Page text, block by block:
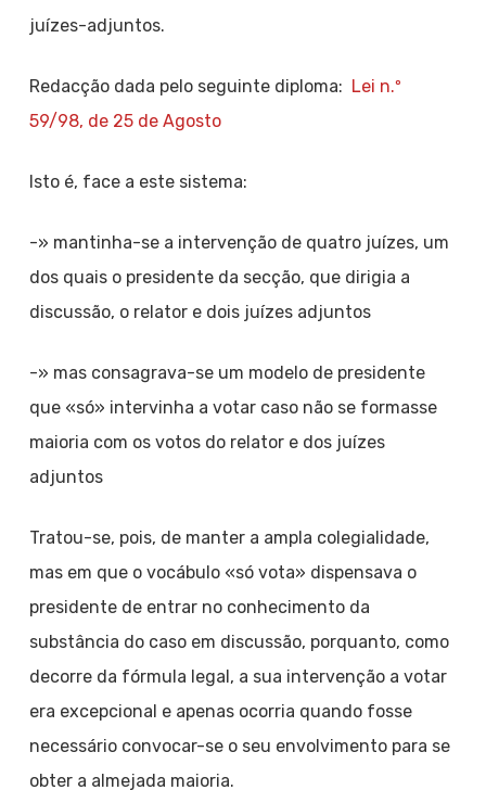
juízes-adjuntos.
Redacção dada pelo seguinte diploma: Lei n.º
59/98, de 25 de Agosto
Isto é, face a este sistema:
-» mantinha-se a intervenção de quatro juízes, um
dos quais o presidente da secção, que dirigia a
discussão, o relator e dois juízes adjuntos
-» mas consagrava-se um modelo de presidente
que «só» intervinha a votar caso não se formasse
maioria com os votos do relator e dos juízes
adjuntos
Tratou-se, pois, de manter a ampla colegialidade,
mas em que o vocábulo «só vota» dispensava o
presidente de entrar no conhecimento da
substância do caso em discussão, porquanto, como
decorre da fórmula legal, a sua intervenção a votar
era excepcional e apenas ocorria quando fosse
necessário convocar-se o seu envolvimento para se
obter a almejada maioria.